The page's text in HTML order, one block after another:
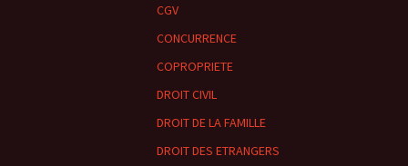
CGV
CONCURRENCE
COPROPRIETE
DROIT CIVIL
DROIT DE LA FAMILLE
DROIT DES ETRANGERS